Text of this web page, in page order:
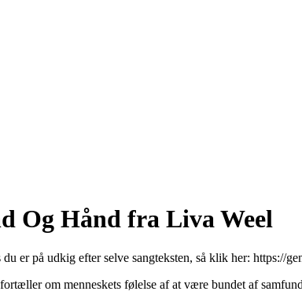
Og Hånd fra Liva Weel
er på udkig efter selve sangteksten, så klik her: https://
om menneskets følelse af at være bundet af